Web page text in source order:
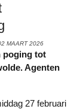
MAART 2026
Agenten